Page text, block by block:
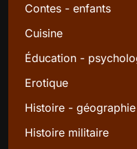
Contes - enfants
Cuisine
Éducation -
Erotique
Histoire - géographie
Histoire militaire